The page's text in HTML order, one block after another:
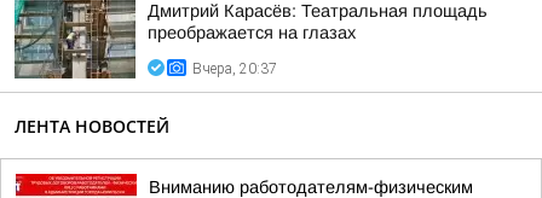
Дмитрий Карасёв: Театральная площадь
преображается на глазах
Вчера, 20:37
ЛЕНТА НОВОСТЕЙ
Вниманию работодателям-физическим